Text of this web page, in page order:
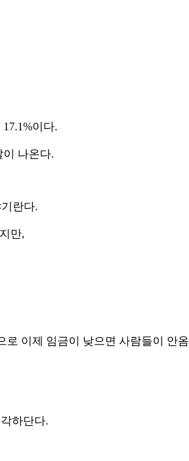
이다.
나온다.
란다.
만,
로 이제 임금이 낮으면 사람들이 안옴
하단다.